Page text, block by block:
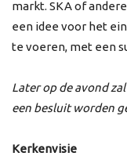
markt. SKA of
een idee voor het
te voeren, met een
Later op de avond
een besluit worden
Kerkenvisie